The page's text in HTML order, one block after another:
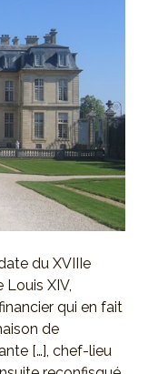
du XVIIIe
Louis XIV,
qui en fait
de
[…], chef-lieu